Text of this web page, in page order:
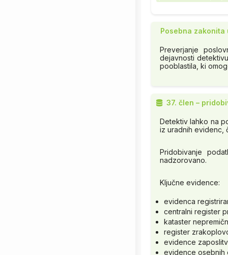
Posebna zakonita
Preverjanje
dejavnosti
pooblastila, ki
37. člen –
Detektiv lahko na
iz uradnih evidenc,
Pridobivanje
nadzorovano.
Ključne evidence:
evidenca
centralni register
kataster
register
evidence
evidence osebnih